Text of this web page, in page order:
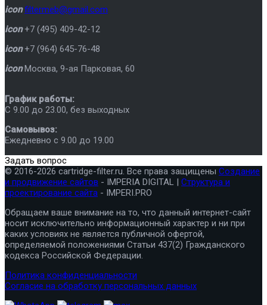
icon filtermeb@gmail.com
icon +7 (495) 409-42-12
icon +7 (964) 645-76-48
icon Москва, 9-ая Парковая, 60
График работы:
C 9.00 до 23.00, без выходных
Самовывоз:
Ежедневно с 9.00 до 19.00
Задать вопрос
© 2016-2026 cartridge-filter.ru. Все права защищены Создание
и продвижение сайтов - IMPERIA DIGITAL | Структура и
проектирование сайта - IMPERI.PRO
Обращаем ваше внимание на то, что данный интернет-сайт
носит исключительно информационный характер и ни при
каких условиях не является публичной офертой,
определяемой положениями Статьи 437(2) Гражданского
кодекса Российской Федерации.
Политика конфиденциальности
Согласие на обработку персональных данных